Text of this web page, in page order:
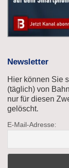
Newsletter
Hier können Sie
(täglich) von
nur für diesen
gelöscht.
E-Mail-Adresse: